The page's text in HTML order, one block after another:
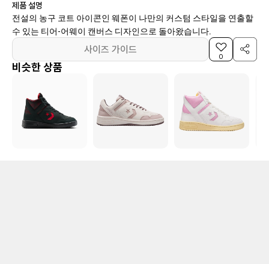
제품 설명
전설의 농구 코트 아이콘인 웨폰이 나만의 커스텀 스타일을 연출할
수 있는 티어-어웨이 캔버스 디자인으로 돌아왔습니다.
사이즈 가이드
0
비슷한 상품